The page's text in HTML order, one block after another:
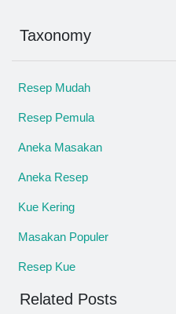
Taxonomy
Resep Mudah
Resep Pemula
Aneka Masakan
Aneka Resep
Kue Kering
Masakan Populer
Resep Kue
Related Posts